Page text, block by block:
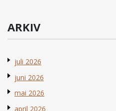
ARKIV
juli 2026
juni 2026
mai 2026
april 2026